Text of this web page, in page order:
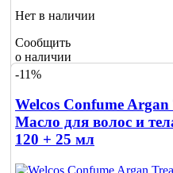
Нет в наличии
Сообщить
о наличии
1
-11%
Welcos Confume
Масло для волос и
120 + 25 мл